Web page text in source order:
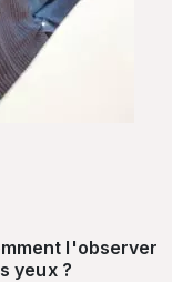
l'observer
yeux ?